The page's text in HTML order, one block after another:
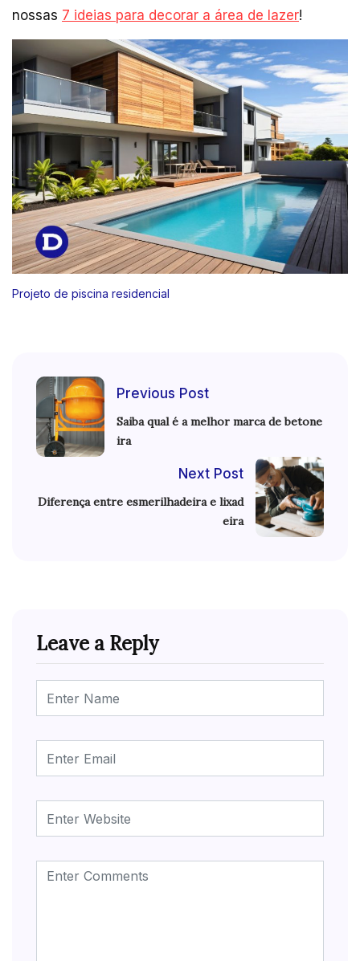
nossas 7 ideias para decorar a área de lazer!
Projeto de piscina residencial
Previous Post
Saiba qual é a melhor marca de betone
ira
Next Post
Diferença entre esmerilhadeira e lixad
eira
Leave a Reply